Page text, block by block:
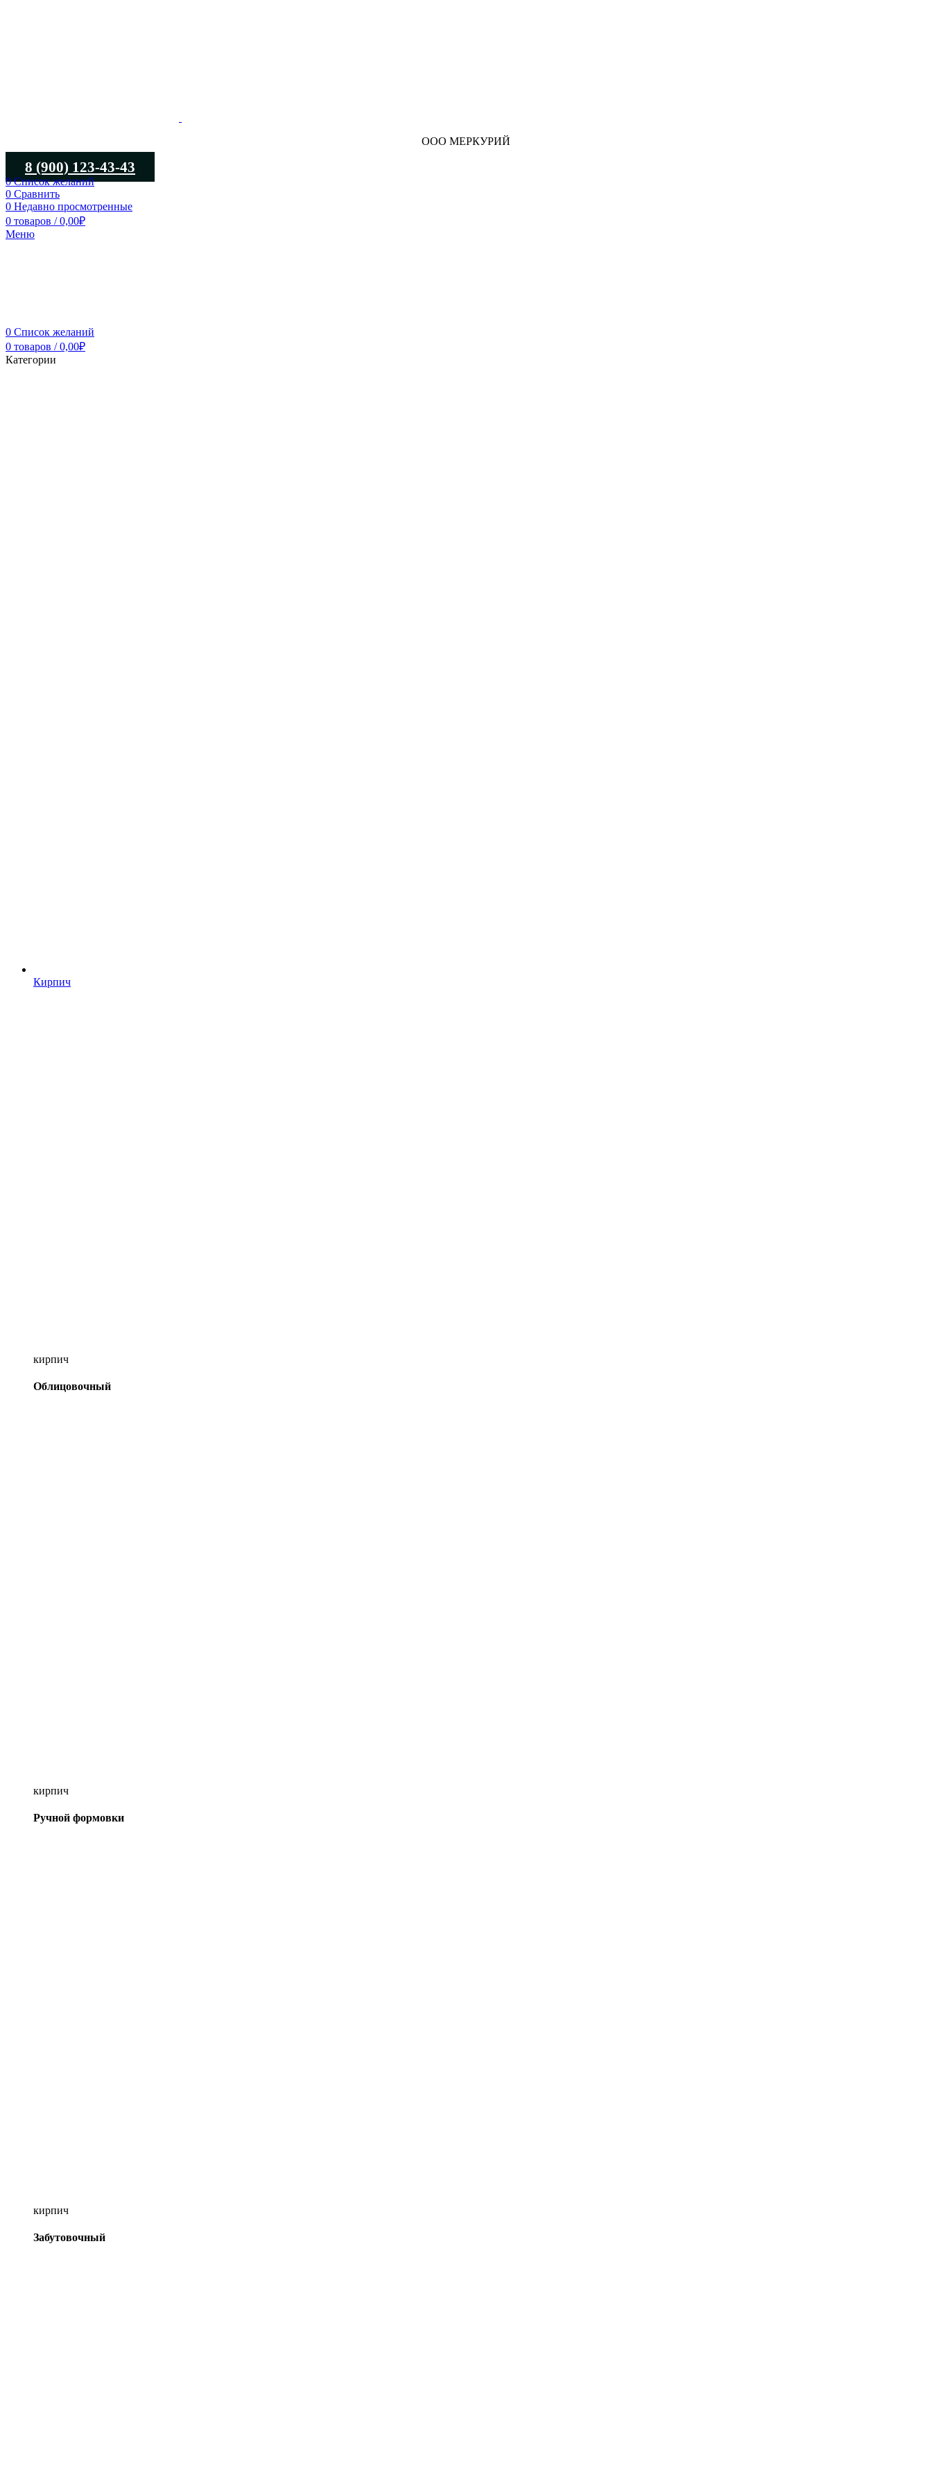
ООО МЕРКУРИЙ
8 (900) 123-43-43
0Список желаний
0 Сравнить
0 Недавно просмотренные
0 товаров / 0,00₽
Меню
0 Список желаний
0 товаров / 0,00₽
Категории
Кирпич
кирпич
Облицовочный
кирпич
Ручной формовки
кирпич
Забутовочный